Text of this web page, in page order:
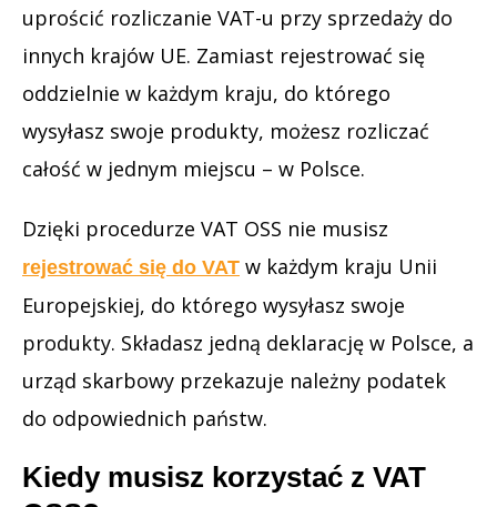
uprościć rozliczanie VAT-u przy sprzedaży do
innych krajów UE. Zamiast rejestrować się
oddzielnie w każdym kraju, do którego
wysyłasz swoje produkty, możesz rozliczać
całość w jednym miejscu – w Polsce.
Dzięki procedurze VAT OSS nie musisz
rejestrować się do VAT w każdym kraju Unii
Europejskiej, do którego wysyłasz swoje
produkty. Składasz jedną deklarację w Polsce, a
urząd skarbowy przekazuje należny podatek
do odpowiednich państw.
Kiedy musisz korzystać z VAT